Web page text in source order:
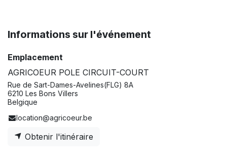
Informations sur l'événement
Emplacement
AGRICOEUR POLE CIRCUIT-COURT
Rue de Sart-Dames-Avelines(FLG) 8A
6210 Les Bons Villers
Belgique
location@agricoeur.be
Obtenir l'itinéraire